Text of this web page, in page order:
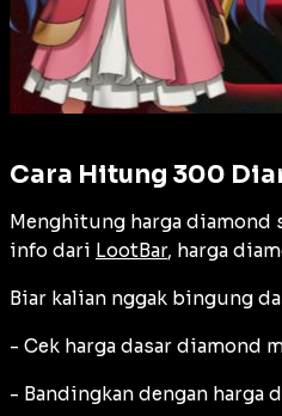
Cara Hitung 300
Menghitung harga diamond
info dari LootBar, harga
Biar kalian nggak bingung
- Cek harga dasar diamond
- Bandingkan dengan harga